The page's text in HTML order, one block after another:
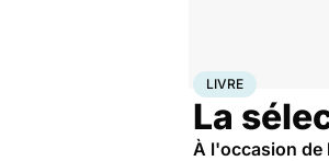
AccueilSanté
LIVRE
La
À l'occasion de